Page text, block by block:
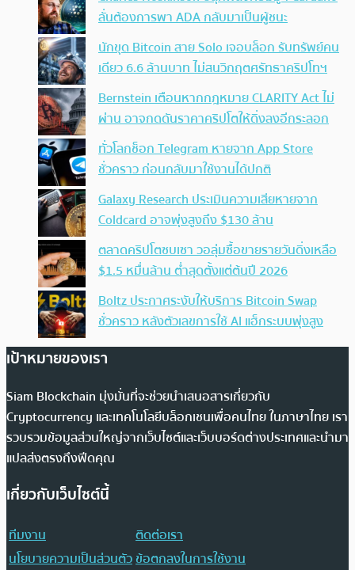
ลั่นต้องการพา ADA กลับมาเป็นผู้ชนะ
นักขุด Bitcoin สาย Solo เจอบล็อก รับทรัพย์คน
เดียว 6.6 ล้านบาท ไม่สนวิกฤตศรัทธาคริปโทฯ
Bernstein เตือนหากกฎหมาย CLARITY Act ไม่
ผ่าน อาจกดดันราคาคริปโตให้ดิ่งลงอีกระลอก
ทั่วโลกช็อก Telegram หายจาก App Store
ชั่วคราว ก่อนกลับมาใช้งานได้ปกติ
Galaxy Research ประเมินความเสียหายจาก
Coldcard อาจพุ่งสูงถึง $130 ล้าน
ตลาดคริปโตซบเซา วอลุ่มซื้อขายรายวันดิ่งเหลือ
$1.5 หมื่นล้าน ต่ำสุดตั้งแต่ต้นปี 2026
Boltz ประกาศระงับให้บริการ Bitcoin Swap
ชั่วคราว หลังตัวเลขการใช้ AI แฮ็กระบบพุ่งสูง
เป้าหมายของเรา
Siam Blockchain มุ่งมั่นที่จะช่วยนำเสนอสารเกี่ยวกับ
Cryptocurrency และเทคโนโลยีบล็อกเชนเพื่อคนไทย ในภาษาไทย เรา
รวบรวมข้อมูลส่วนใหญ่จากเว็บไซต์และเว็บบอร์ดต่างประเทศและนำมา
แปลส่งตรงถึงฟีดคุณ
เกี่ยวกับเว็บไซต์นี้
ทีมงาน
ติดต่อเรา
นโยบายความเป็นส่วนตัวข้อตกลงในการใช้งาน